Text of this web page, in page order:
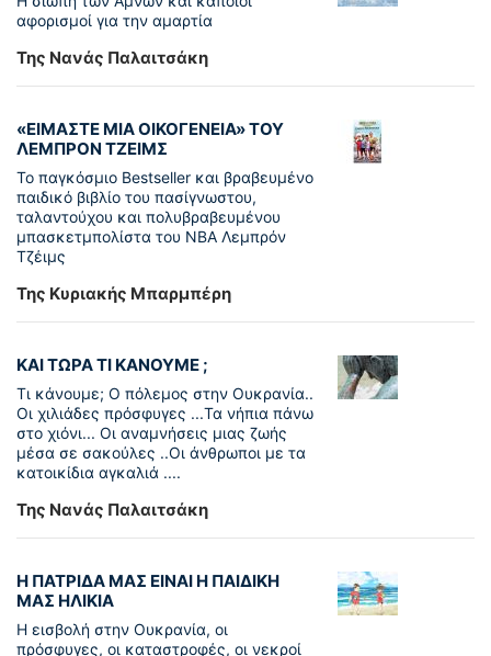
αφορισμοί για την αμαρτία
Της Νανάς Παλαιτσάκη
«ΕΙΜΑΣΤΕ ΜΙΑ ΟΙΚΟΓΕΝΕΙΑ» ΤΟΥ
ΛΕΜΠΡΟΝ ΤΖΕΙΜΣ
To παγκόσµιο Bestseller και βραβευµένο
παιδικό βιβλίο του πασίγνωστου,
ταλαντούχου και πολυβραβευµένου
µπασκετµπολίστα του NBA Λεµπρόν
Τζέιμς
Της Κυριακής Μπαρμπέρη
ΚΑΙ ΤΩΡΑ ΤΙ ΚΑΝΟΥΜΕ ;
Τι κάνουμε; Ο πόλεμος στην Ουκρανία..
Οι χιλιάδες πρόσφυγες ...Τα νήπια πάνω
στο χιόνι... Οι αναμνήσεις μιας ζωής
μέσα σε σακούλες ..Οι άνθρωποι με τα
κατοικίδια αγκαλιά ....
Της Νανάς Παλαιτσάκη
Η ΠΑΤΡΙΔΑ ΜΑΣ ΕΙΝΑΙ Η ΠΑΙΔΙΚΗ
ΜΑΣ ΗΛΙΚΙΑ
Η εισβολή στην Ουκρανία, οι
πρόσφυγες, οι καταστροφές, οι νεκροί